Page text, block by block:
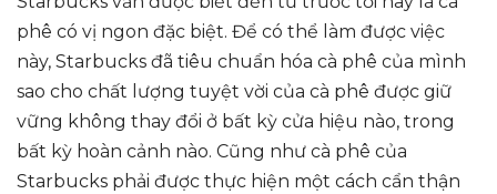
phê có vị ngon đặc biệt. Để có thể làm được việc
này, Starbucks đã tiêu chuẩn hóa cà phê của mình
sao cho chất lượng tuyệt vời của cà phê được giữ
vững không thay đổi ở bất kỳ cửa hiệu nào, trong
bất kỳ hoàn cảnh nào. Cũng như cà phê của
Starbucks phải được thực hiện một cách cẩn thận